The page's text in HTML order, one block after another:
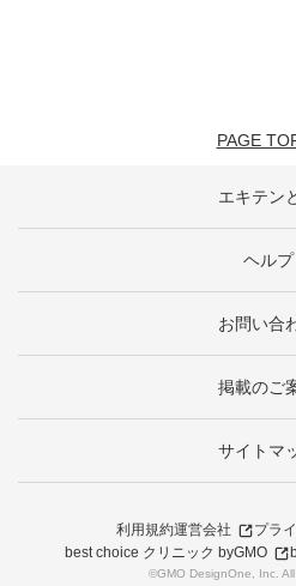
PAGE
エキテン
ヘルプ
お問い合
掲載のご
サイトマ
利用規約運営会社
プラ
best choice クリニック byGMO
©GMO DesignOne, Inc. All